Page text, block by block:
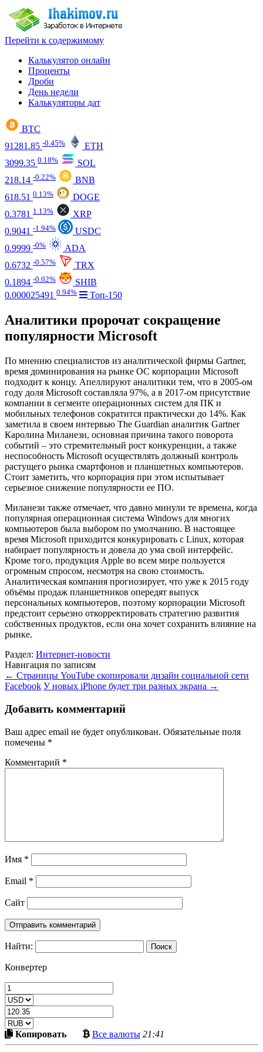
Перейти к содержимому
Калькулятор онлайн
Проценты
Дроби
День недели
Калькуляторы дат
BTC
91281.85 -0.45%
ETH
3099.35 0.18%
SOL
218.14 -0.22%
BNB
618.51 0.13%
DOGE
0.3781 1.13%
XRP
0.9041 -1.94%
USDC
0.9999 -0%
ADA
0.6732 -0.57%
TRX
0.1894 -0.02%
SHIB
0.000025491 0.94% Топ-150
Аналитики пророчат сокращение
популярности Microsoft
По мнению специалистов из аналитической фирмы Gartner,
время доминирования на рынке ОС корпорации Microsoft
подходит к концу. Апеллируют аналитики тем, что в 2005-ом
году доля Microsoft составляла 97%, а в 2017-ом присутствие
компании в сегменте операционных систем для ПК и
мобильных телефонов сократится практически до 14%. Как
заметила в своем интервью The Guardian аналитик Gartner
Каролина Миланези, основная причина такого поворота
событий – это стремительный рост конкуренции, а также
неспособность Microsoft осуществлять должный контроль
растущего рынка смартфонов и планшетных компьютеров.
Стоит заметить, что корпорация при этом испытывает
серьезное снижение популярности ее ПО.
Миланези также отмечает, что давно минули те времена, когда
популярная операционная система Windows для многих
компьютеров была выбором по умолчанию. В настоящее
время Microsoft приходится конкурировать с Linux, которая
набирает популярность и довела до ума свой интерфейс.
Кроме того, продукция Apple во всем мире пользуется
огромным спросом, несмотря на свою стоимость.
Аналитическая компания прогнозирует, что уже к 2015 году
объёмы продаж планшетников опередят выпуск
персональных компьютеров, поэтому корпорации Microsoft
предстоит серьезно откорректировать стратегию развития
собственных продуктов, если она хочет сохранить влияние на
рынке.
Раздел: Интернет-новости
Навигация по записям
← Страницы YouTube скопировали дизайн социальной сети
Facebook У новых iPhone будет три разных экрана →
Добавить комментарий
Ваш адрес email не будет опубликован. Обязательные поля
помечены *
Комментарий *
Имя *
Email *
Сайт
Найти:
Конвертер
КопироватьСкопировать
в
Все валютыБольше
криптовалют
21:41